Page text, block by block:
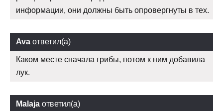
информации, они должны быть опровергнуты в тех.
Ava ответил(а)
Каком месте сначала грибы, потом к ним добавила
лук.
Malaja ответил(а)